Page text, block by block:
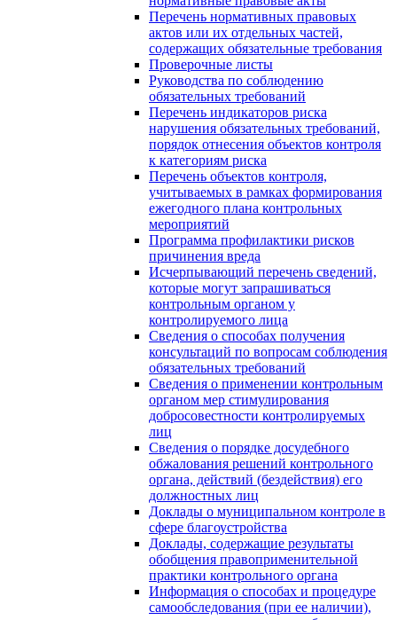
Перечень нормативных правовых
актов или их отдельных частей,
содержащих обязательные требования
Проверочные листы
Руководства по соблюдению
обязательных требований
Перечень индикаторов риска
нарушения обязательных требований,
порядок отнесения объектов контроля
к категориям риска
Перечень объектов контроля,
учитываемых в рамках формирования
ежегодного плана контрольных
мероприятий
Программа профилактики рисков
причинения вреда
Исчерпывающий перечень сведений,
которые могут запрашиваться
контрольным органом у
контролируемого лица
Сведения о способах получения
консультаций по вопросам соблюдения
обязательных требований
Сведения о применении контрольным
органом мер стимулирования
добросовестности контролируемых
лиц
Сведения о порядке досудебного
обжалования решений контрольного
органа, действий (бездействия) его
должностных лиц
Доклады о муниципальном контроле в
сфере благоустройства
Доклады, содержащие результаты
обобщения правоприменительной
практики контрольного органа
Информация о способах и процедуре
самообследования (при ее наличии),